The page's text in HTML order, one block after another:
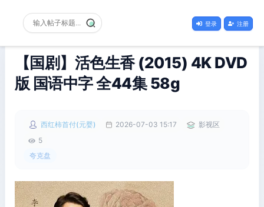
登录 注册
【国剧】活色生香 (2015) 4K DVD
版 国语中字 全44集 58g
西红柿首付(元婴) 2026-07-03 15:17
影视区
5
夸克盘